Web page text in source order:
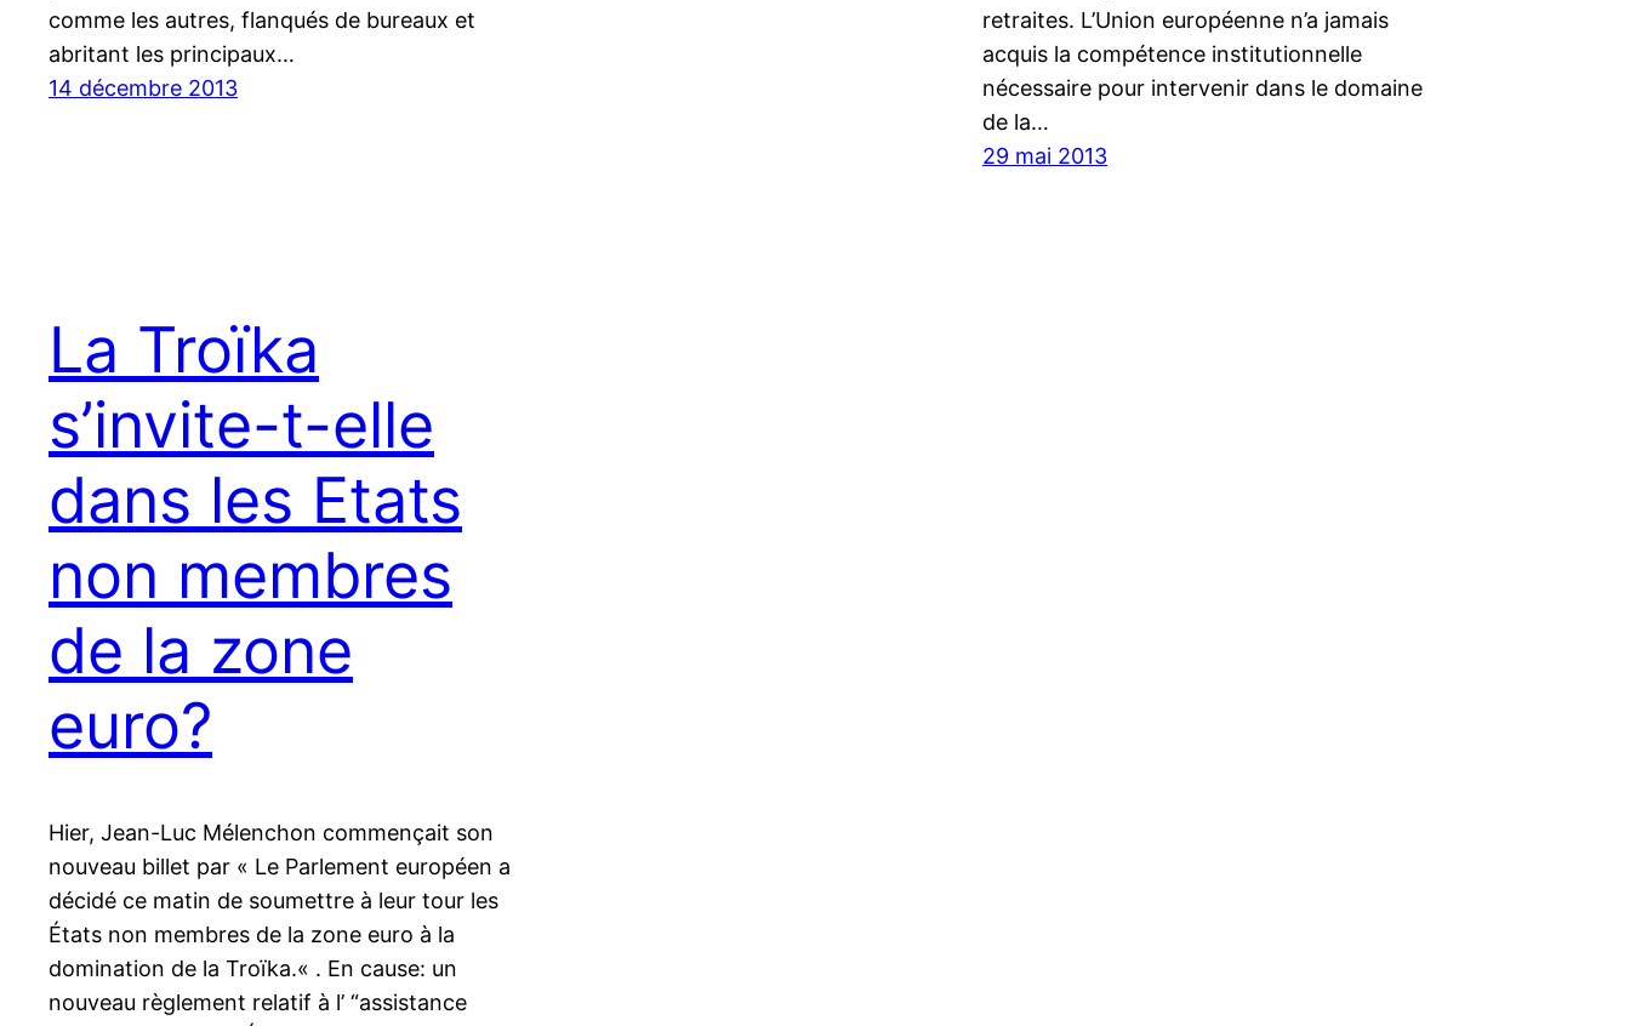
comme les autres, flanqués de bureaux et
abritant les principaux…
14 décembre 2013
retraites. L’Union européenne n’a jamais
acquis la compétence institutionnelle
nécessaire pour intervenir dans le domaine
de la…
29 mai 2013
La Troïka
s’invite-t-elle
dans les Etats
non membres
de la zone
euro?
Hier, Jean-Luc Mélenchon commençait son
nouveau billet par « Le Parlement européen a
décidé ce matin de soumettre à leur tour les
États non membres de la zone euro à la
domination de la Troïka.« . En cause: un
nouveau règlement relatif à l’ “assistance